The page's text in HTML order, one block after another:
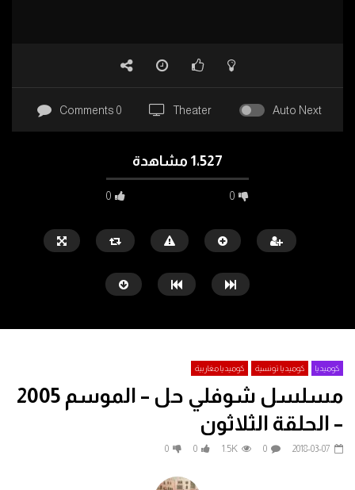
Auto Next
Theater
0 Comments
1٬527 مشاهدة
0 0
Watch Later
الكدواني | Shekamara (2007)
كوميديا كوميديا تونسية كوميديا مغاربية
مسلسل شوفلي حل – الموسم 2005
– الحلقة الثلاثون
2018-03-07
0
1.5K
0
0